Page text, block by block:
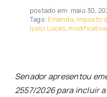
postado em: maio 30,
Tags: Emenda, Imposto
Izalci Lucas, modificativa,
Senador apresentou
2557/2026 para incluir